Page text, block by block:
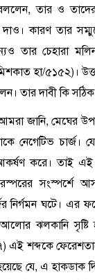
তার ও
দাও। কারণ তার
তার চেহারা
হা/৫১৫২)।
তার দাবী কি
জানি, মেঘের
নেগেটিভ চার্জ।
করে। তাই এই
সংস্পর্শে
নির্গমন ঘটে। এর
ঝলকানি সৃষ্টি
এই শব্দকে
যে, এ হাকডাক